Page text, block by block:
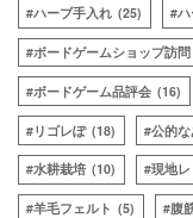
ハーブ手入れ (25)
ボードゲームショップ訪問
ボードゲーム品評会 (16)
リゴレぽ (18) 公的
水耕栽培 (10) 現地
羊毛フェルト (5) 腹